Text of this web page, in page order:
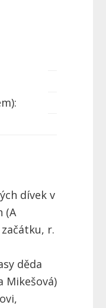
dívek v
(A
r.
děda
Mikešová)